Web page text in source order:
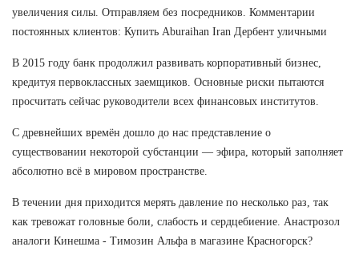
увеличения силы. Отправляем без посредников. Комментарии
постоянных клиентов: Купить Aburaihan Iran Дербент уличными
В 2015 году банк продолжил развивать корпоративный бизнес,
кредитуя первоклассных заемщиков. Основные риски пытаются
просчитать сейчас руководители всех финансовых институтов.
С древнейших времён дошло до нас представление о
существовании некоторой субстанции — эфира, который заполняет
абсолютно всё в мировом пространстве.
В течении дня приходится мерять давление по несколько раз, так
как тревожат головные боли, слабость и сердцебиение. Анастрозол
аналоги Кинешма - Tимозин Альфа в магазине Красногорск?